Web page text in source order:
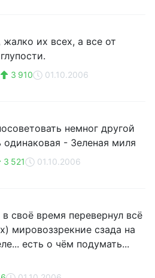
их всех, а все от
3 910 01.10.2006
немног другой
одинаковая - Зеленая миля
3 521 01.10.2006
своё время перевернул всё
мировоззрекние сзада на
есть о чём подумать...